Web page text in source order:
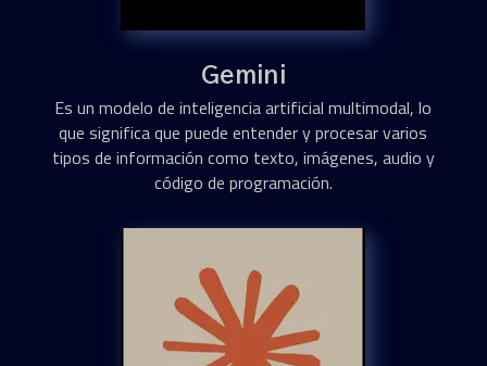
Gemini
Es un modelo de inteligencia artificial multimodal, lo
que significa que puede entender y procesar varios
tipos de información como texto, imágenes, audio y
código de programación.